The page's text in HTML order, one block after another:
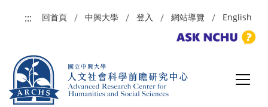
:::
回首頁 中興大學 登入 網站導覽 English